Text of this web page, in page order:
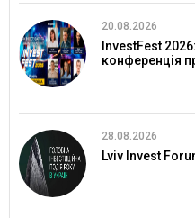
20.08.2026
InvestFest
конференція
28.08.2026
Lviv Invest